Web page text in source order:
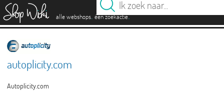
alle webshops. één zoekactie.
autoplicity.com
Autoplicity.com